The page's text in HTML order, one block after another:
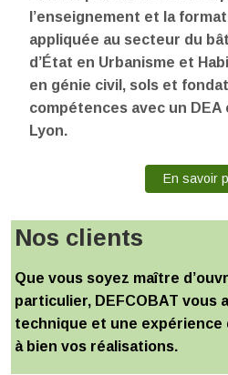
Nos clients
Que vous soyez maître
particulier, DEFCOBAT vous
technique et une expérience
à bien vos réalisations.
l’enseignement et la
appliquée au secteur du
d’État en Urbanisme et
en génie civil, sols et
compétences avec un DEA
Lyon.
En savoir